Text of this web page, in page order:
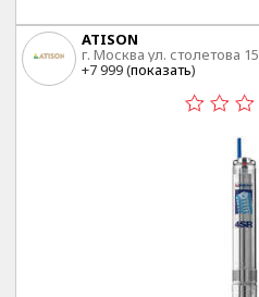
ATISON
г. Москва ул. столетова 15
+7 999 (показать)